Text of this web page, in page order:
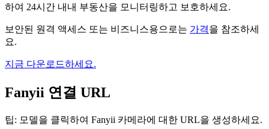
하여 24시간 내내 부동산을 모니터링하고 보호하세요.
보안된 원격 액세스 또는 비즈니스용으로는 가격을 참조하세
요.
지금 다운로드하세요.
Fanyii 연결 URL
팁: 모델을 클릭하여 Fanyii 카메라에 대한 URL을 생성하세요.